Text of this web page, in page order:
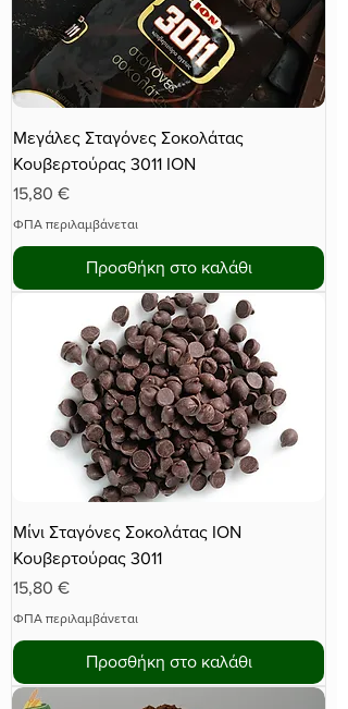
Μεγάλες Σταγόνες Σοκολάτας
Κουβερτούρας 3011 ΙΟΝ
Τιμή
15,80 €
ΦΠΑ περιλαμβάνεται
Προσθήκη στο καλάθι
Μίνι Σταγόνες Σοκολάτας ΙΟΝ
Κουβερτούρας 3011
Τιμή
15,80 €
ΦΠΑ περιλαμβάνεται
Προσθήκη στο καλάθι